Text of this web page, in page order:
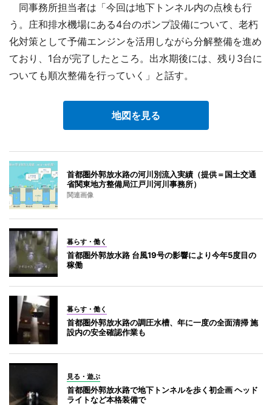
同事務所担当者は「今回は地下トンネル内の点検も行
う。庄和排水機場にある4台のポンプ設備について、老朽
化対策として予備エンジンを活用しながら分解整備を進め
ており、1台が完了したところ。出水期後には、残り3台に
ついても順次整備を行っていく」と話す。
地図を見る
首都圏外郭放水路の河川別流入実績（提供＝国土交通
省関東地方整備局江戸川河川事務所）
関連画像
暮らす・働く
首都圏外郭放水路 台風19号の影響により今年5度目の
稼働
暮らす・働く
首都圏外郭放水路の調圧水槽、年に一度の全面清掃 施
設内の安全確認作業も
見る・遊ぶ
首都圏外郭放水路で地下トンネルを歩く初企画 ヘッド
ライトなど本格装備で